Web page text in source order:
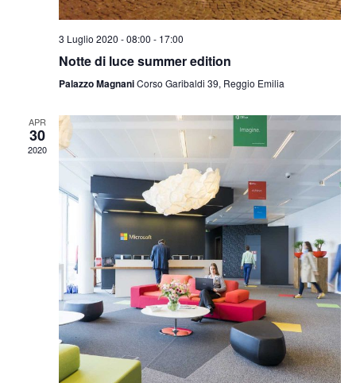
3 Luglio 2020 - 08:00 - 17:00
Notte di luce summer edition
Palazzo MagnaniCorso Garibaldi 39, Reggio Emilia
APR
30
2020